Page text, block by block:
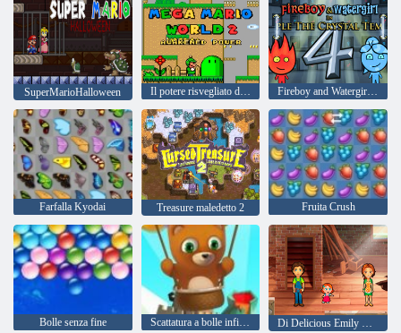
SuperMarioHalloween Il potere risvegliato di Mega Mario World 2 Fireboy and Watergirl 4: Tempio di Cristallo
Farfalla Kyodai Treasure maledetto 2 Fruita Crush
Bolle senza fine Scattatura a bolle infinita
Di Delicious Emily Home Sweet Home